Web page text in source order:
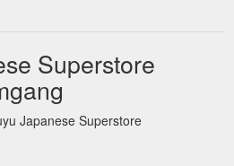
Superstore
Japanese Superstore